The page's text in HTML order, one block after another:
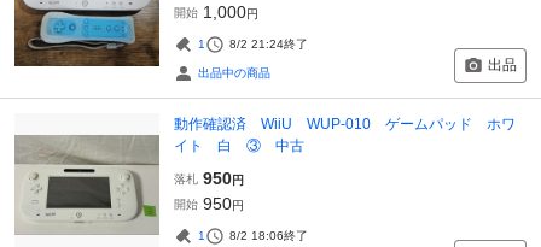
開始 1,000円
1 8/2 21:24終了
出品中の商品 出品
動作確認済 WiiU WUP-010 ゲームパッド ホワ
イト 白 ③ 中古
落札 950円
開始 950円
1 8/2 18:06終了